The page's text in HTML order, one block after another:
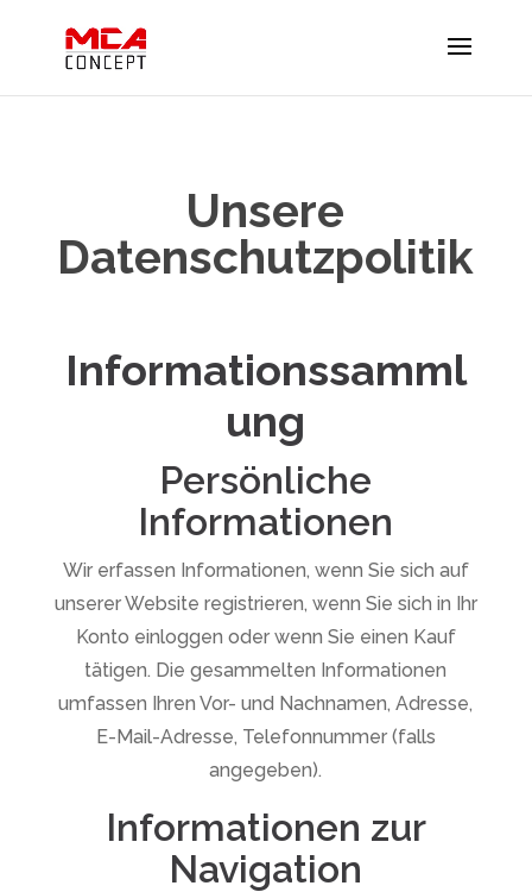
Unsere
Datenschutzpolitik
Informationssamml
ung
Persönliche
Informationen
Wir erfassen Informationen, wenn Sie sich auf
unserer Website registrieren, wenn Sie sich in Ihr
Konto einloggen oder wenn Sie einen Kauf
tätigen. Die gesammelten Informationen
umfassen Ihren Vor- und Nachnamen, Adresse,
E-Mail-Adresse, Telefonnummer (falls
angegeben).
Informationen zur
Navigation